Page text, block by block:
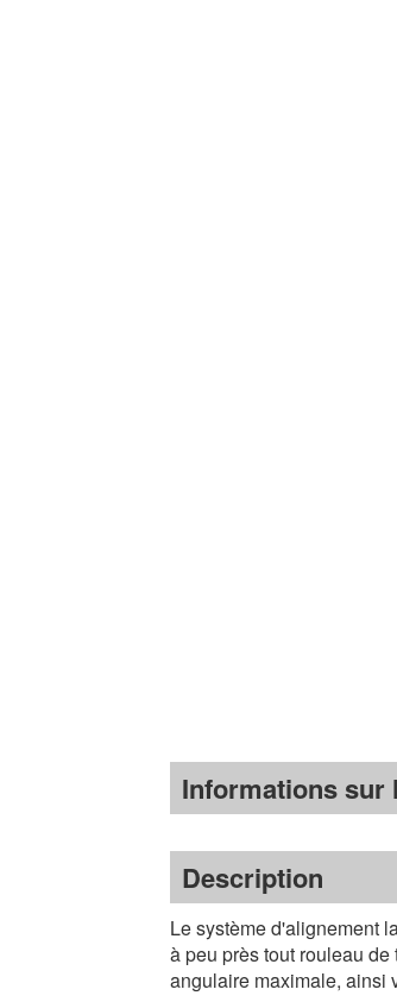
Informations sur
Description
Le système d'alignement
à peu près tout rouleau
angulaire maximale, ainsi